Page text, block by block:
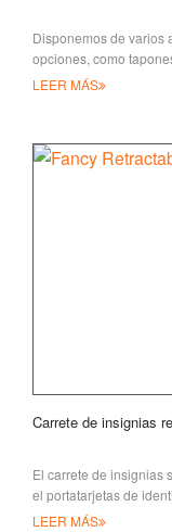
Disponemos de varios
opciones, como
de vino de silicona
LEER MÁS
Carrete de insignias
El carrete de insignias
el portatarjetas de
diferentes diseños
LEER MÁS